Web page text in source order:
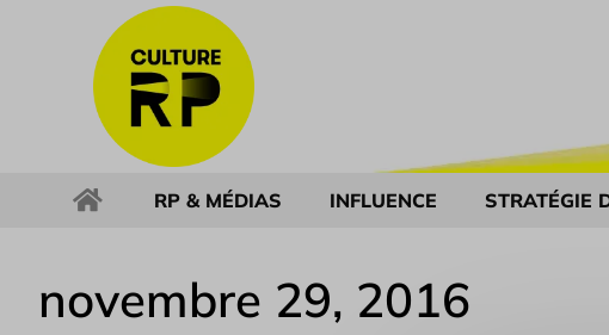
RP & MÉDIAS INFLUENCE STRATÉGIE
novembre 29, 2016